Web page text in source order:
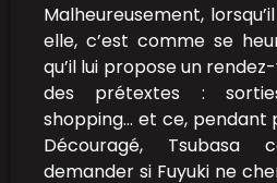
Malheureusement,
elle, c’est comme se
qu’il lui propose un
des prétextes :
shopping… et ce, pendant
Découragé, Tsubasa
demander si Fuyuki ne